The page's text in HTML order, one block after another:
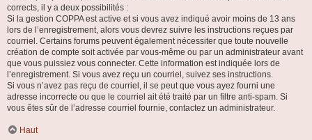
corrects, il y a deux possibilités :
Si la gestion COPPA est active et si vous avez indiqué avoir moins de 13 ans
lors de l’enregistrement, alors vous devrez suivre les instructions reçues par
courriel. Certains forums peuvent également nécessiter que toute nouvelle
création de compte soit activée par vous-même ou par un administrateur avant
que vous puissiez vous connecter. Cette information est indiquée lors de
l’enregistrement. Si vous avez reçu un courriel, suivez ses instructions.
Si vous n’avez pas reçu de courriel, il se peut que vous ayez fourni une
adresse incorrecte ou que le courriel ait été traité par un filtre anti-spam. Si
vous êtes sûr de l’adresse courriel fournie, contactez un administrateur.
Haut